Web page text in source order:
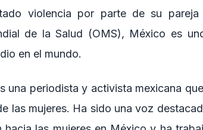
violencia por parte de su
de la Salud (OMS), México es
en el mundo.
una periodista y activista mexicana
las mujeres. Ha sido una voz